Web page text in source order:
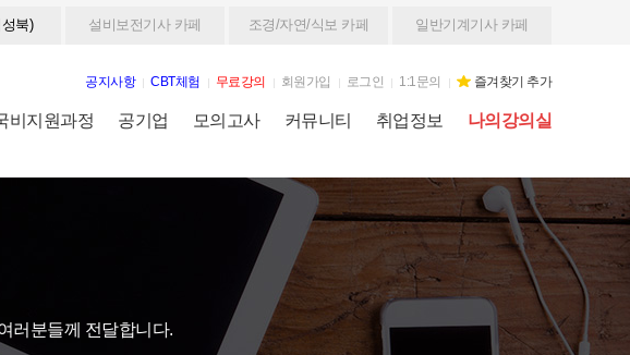
북) 설비보전기사 카페 조경/자연/식보 카페 일반기계기사 카페
공지사항 CBT체험 무료강의 회원가입 로그인 1:1문의 즐겨찾기 추가
비지원과정 공기업 모의고사 커뮤니티 취업정보 나의강의실
러분들께 전달합니다.